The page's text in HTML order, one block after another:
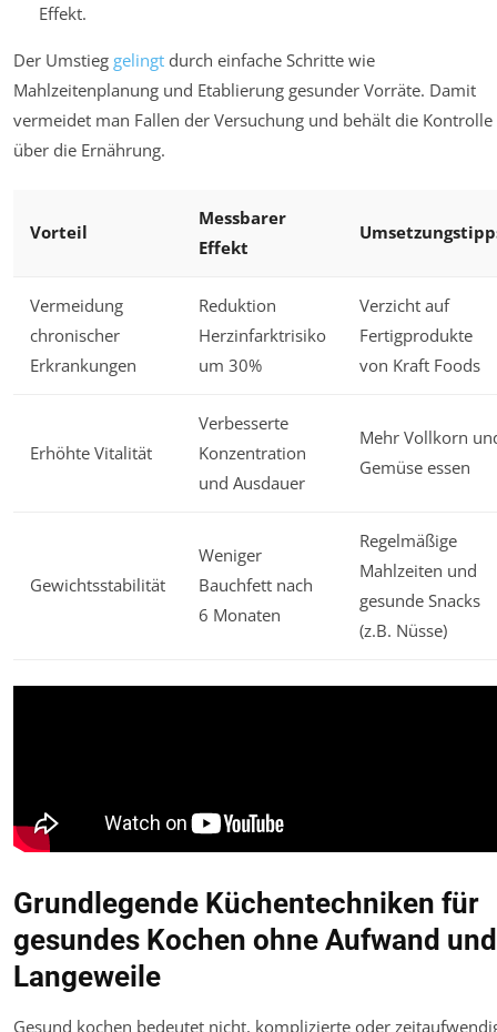
Effekt.
Der Umstieg gelingt durch einfache Schritte wie
Mahlzeitenplanung und Etablierung gesunder Vorräte. Damit
vermeidet man Fallen der Versuchung und behält die Kontrolle
über die Ernährung.
Vorteil
Messbarer
Effekt
Vermeidung
chronischer
Erkrankungen
Reduktion
Herzinfarktrisiko
um 30%
Verzicht auf
Fertigprodukte
von Kraft Foods
Erhöhte Vitalität
Verbesserte
Konzentration
und Ausdauer
Mehr Vollkorn
Gemüse essen
Gewichtsstabilität
Weniger
Bauchfett nach
6 Monaten
Regelmäßige
Mahlzeiten und
gesunde Snacks
(z.B. Nüsse)
Grundlegende Küchentechniken für
gesundes Kochen ohne Aufwand und
Langeweile
Gesund kochen bedeutet nicht, komplizierte oder